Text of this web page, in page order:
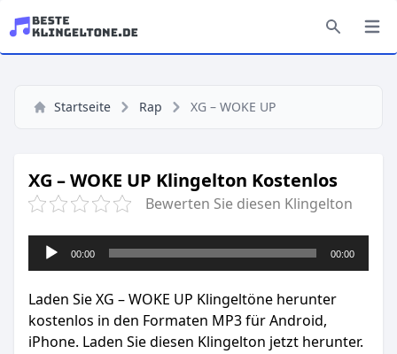
Startseite Rap XG – WOKE UP
XG – WOKE UP Klingelton Kostenlos
Bewerten Sie diesen Klingelton
Audio-
Player
00:00 00:00
Laden Sie XG – WOKE UP Klingeltöne herunter
kostenlos in den Formaten MP3 für Android,
iPhone. Laden Sie diesen Klingelton jetzt herunter.